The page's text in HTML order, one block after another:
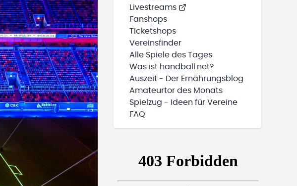
Livestreams
Fanshops
Ticketshops
Vereinsfinder
Alle Spiele des Tages
Was ist handball.net?
Auszeit - Der Ernährungsblog
Amateurtor des Monats
Spielzug - Ideen für Vereine
FAQ